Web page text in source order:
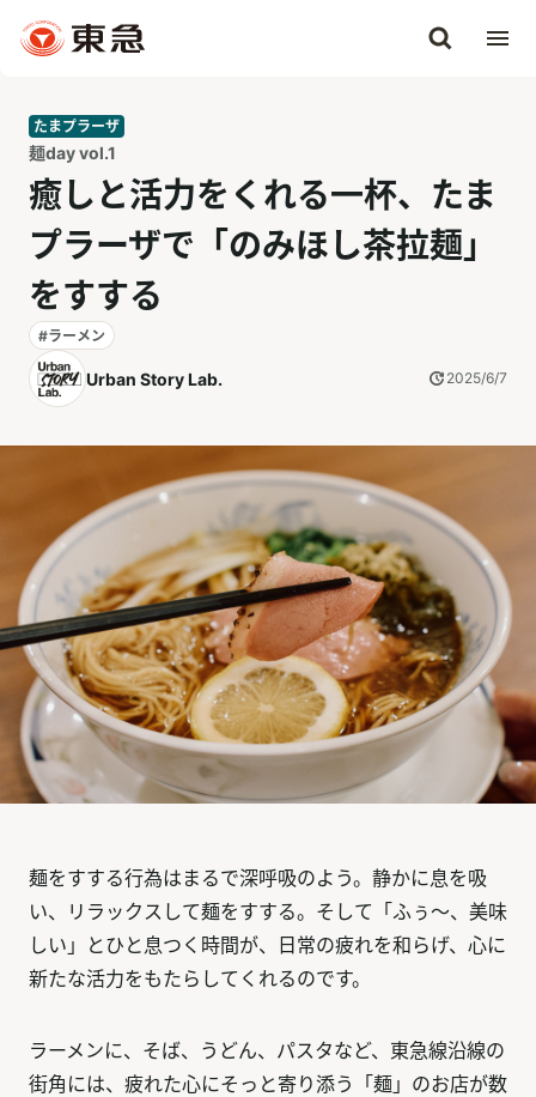
たまプラーザ
麺day vol.1
癒しと活力をくれる一杯、たま
プラーザで「のみほし茶拉麺」
をすする
#ラーメン
Urban Story Lab. 2025/6/7
麺をすする行為はまるで深呼吸のよう。静かに息を吸
い、リラックスして麺をすする。そして「ふぅ〜、美味
しい」とひと息つく時間が、日常の疲れを和らげ、心に
新たな活力をもたらしてくれるのです。
ラーメンに、そば、うどん、パスタなど、東急線沿線の
街角には、疲れた心にそっと寄り添う「麺」のお店が数